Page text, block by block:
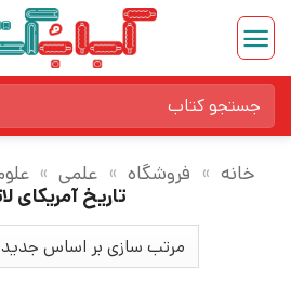
Skip
content
برای:
خانه » فروشگاه » علمی »
تاریخ آمریکای